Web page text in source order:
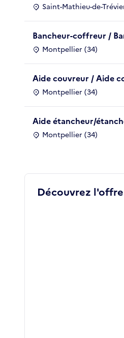
Saint-Mathieu-de-
Bancheur-coffreur /
Montpellier (34)
Aide couvreur / Aide
Montpellier (34)
Aide étancheur/
Montpellier (34)
Découvrez